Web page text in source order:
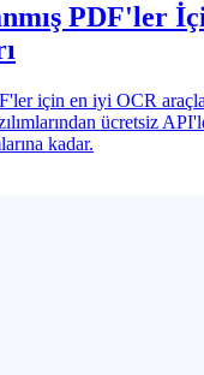
PDF'ler
için en iyi OCR
ücretsiz
kadar.